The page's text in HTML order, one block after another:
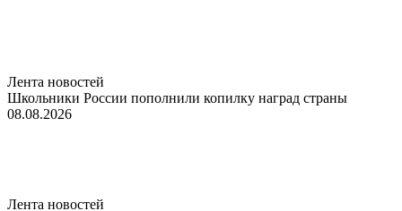
Лента новостей
Школьники России пополнили копилку наград страны
08.08.2026
Лента новостей